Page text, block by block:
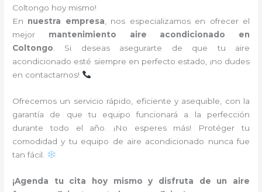
Coltongo hoy mismo!
En nuestra empresa , nos especializamos en ofrecer el
mejor mantenimiento aire acondicionado en
Coltongo . Si deseas asegurarte de que tu aire
acondicionado esté siempre en perfecto estado, ¡no dudes
en contactarnos!
Ofrecemos un servicio rápido, eficiente y asequible, con la
garantía de que tu equipo funcionará a la perfección
durante todo el año. ¡No esperes más! Protéger tu
comodidad y tu equipo de aire acondicionado nunca fue
tan fácil.
¡Agenda tu cita hoy mismo y disfruta de un aire